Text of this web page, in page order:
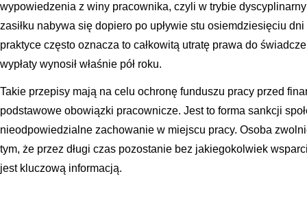
wypowiedzenia z winy pracownika, czyli w trybie
zasiłku nabywa się dopiero po upływie stu osiemdziesięciu
praktyce często oznacza to całkowitą utratę prawa do
wypłaty wynosił właśnie pół roku.
Takie przepisy mają na celu ochronę funduszu pracy przed
podstawowe obowiązki pracownicze. Jest to forma sankcji
nieodpowiedzialne zachowanie w miejscu pracy. Osoba
tym, że przez długi czas pozostanie bez jakiegokolwiek
jest kluczową informacją.